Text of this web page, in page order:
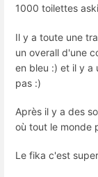
1000 toilettes
Il y a toute une
un overall d'une
en bleu :) et il y a
pas :)
Après il y a des
où tout le monde
Le fika c'est